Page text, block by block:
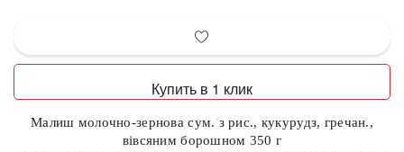
Купить в 1 клик
Малиш молочно-зернова сум. з рис., кукурудз, гречан.,
вівсяним борошном 350 г